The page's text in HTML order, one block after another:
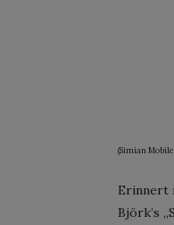
(Simian
Erinnert
Björk’s